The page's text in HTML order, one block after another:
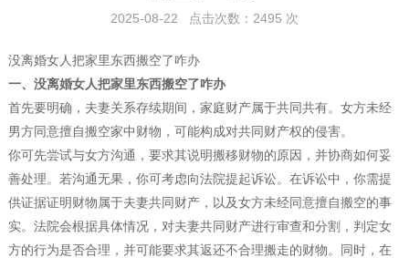
2025-08-22 点击次数：2495 次
没离婚女人把家里东西搬空了咋办
一、没离婚女人把家里东西搬空了咋办
首先要明确，夫妻关系存续期间，家庭财产属于共同共有。女方未经
男方同意擅自搬空家中财物，可能构成对共同财产权的侵害。
你可先尝试与女方沟通，要求其说明搬移财物的原因，并协商如何妥
善处理。若沟通无果，你可考虑向法院提起诉讼。在诉讼中，你需提
供证据证明财物属于夫妻共同财产，以及女方未经同意擅自搬空的事
实。法院会根据具体情况，对夫妻共同财产进行审查和分割，判定女
方的行为是否合理，并可能要求其返还不合理搬走的财物。同时，在